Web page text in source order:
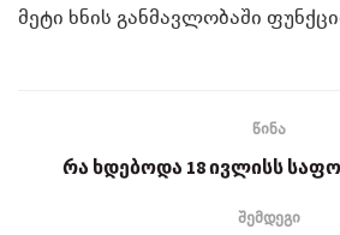
მეტი ხნის განმავლობაში
წინა
რა ხდებოდა 18 ივლისს
შემდეგი